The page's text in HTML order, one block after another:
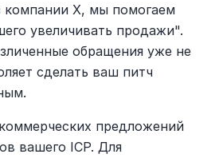
компании X, мы помогаем
увеличивать продажи".
обращения уже не
сделать ваш питч
предложений
вашего ICP. Для